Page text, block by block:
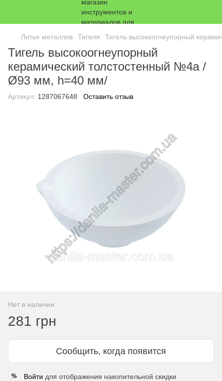
Литье металлов Тигеля Тигель высокоогнеупорный
Тигель высокоогнеупорный
керамический толстостенный №4а /
Ø93 мм, h=40 мм/
Артикул: 1287067648 Оставить отзыв
Нет в наличии
281 грн
Сообщить, когда появится
% Войти для отображения накопительной скидки